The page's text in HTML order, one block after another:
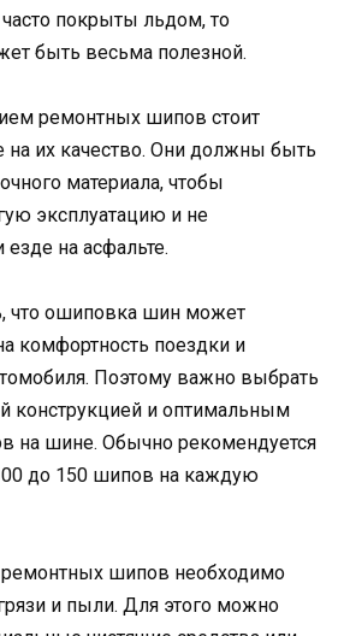
покрыты льдом, то
быть весьма полезной.
ремонтных шипов стоит
на их качество. Они должны быть
материала, чтобы
эксплуатацию и не
на асфальте.
что ошиповка шин может
комфортность поездки и
Поэтому важно выбрать
конструкцией и оптимальным
на шине. Обычно рекомендуется
до 150 шипов на каждую
ремонтных шипов необходимо
и пыли. Для этого можно